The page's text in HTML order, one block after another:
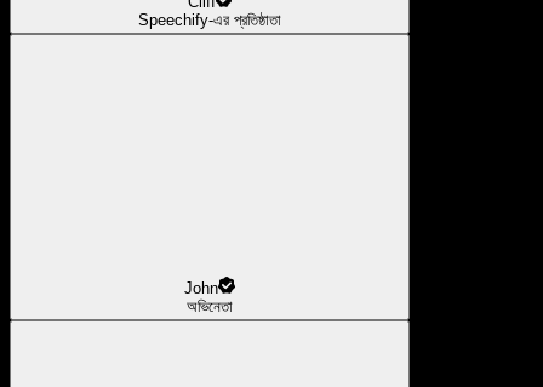
Speechify-এর প্রতিষ্ঠাতা
John
অভিনেতা